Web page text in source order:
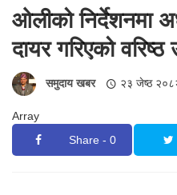
ओलीको निर्देशनमा
दायर गरिएको वरिष्ठ
समुदाय खबर २३ जेष्ठ
Array
Share - 0